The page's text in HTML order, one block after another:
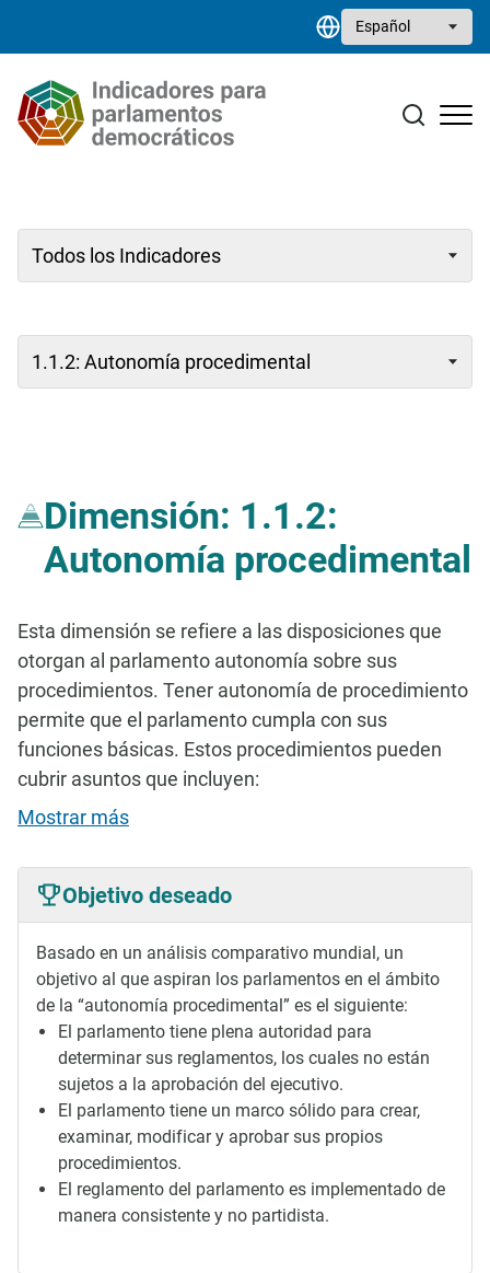
Select your language
Biblioteca de recursos
Contacto
Dimensión: 1.1.2:
Autonomía procedimental
Esta dimensión se refiere a las disposiciones que
otorgan al parlamento autonomía sobre sus
procedimientos. Tener autonomía de procedimiento
permite que el parlamento cumpla con sus
funciones básicas. Estos procedimientos pueden
cubrir asuntos que incluyen:
Mostrar más
Objetivo deseado
Basado en un análisis comparativo mundial, un
objetivo al que aspiran los parlamentos en el ámbito
de la “autonomía procedimental” es el siguiente:
El parlamento tiene plena autoridad para
determinar sus reglamentos, los cuales no están
sujetos a la aprobación del ejecutivo.
El parlamento tiene un marco sólido para crear,
examinar, modificar y aprobar sus propios
procedimientos.
El reglamento del parlamento es implementado de
manera consistente y no partidista.